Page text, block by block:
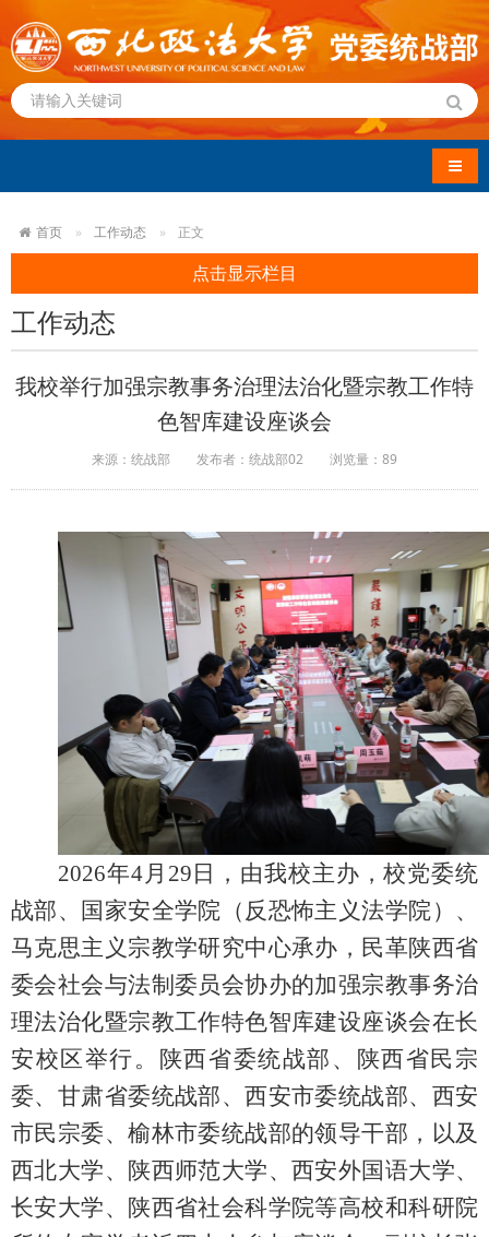
导航
首页 工作动态 正文
点击显示栏目
工作动态
我校举行加强宗教事务治理法治化暨宗教工作特
色智库建设座谈会
来源：统战部 发布者：统战部02 浏览量： 89
2026年4月29日，由我校主办，校党委统
战部、国家安全学院（反恐怖主义法学院）、
马克思主义宗教学研究中心承办， 民革陕西省
委会社会与法制委员会协办的加强宗教事务治
理法治化暨宗教工作特色智库建设座谈会在长
安校区举行。陕西省委统战部、陕西省民宗
委、甘肃省委统战部、西安市委统战部、西安
市民宗委、榆林市委统战部的领导干部，以及
西北大学、陕西师范大学、西安外国语大学、
长安大学、陕西省社会科学院等高校和科研院